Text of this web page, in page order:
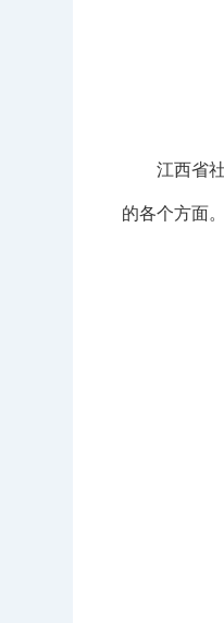
江西省社
的各个方面。